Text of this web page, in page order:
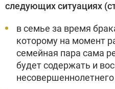
следующих ситуациях
в семье за время
которому на момент
семейная пара сама
будет содержать и